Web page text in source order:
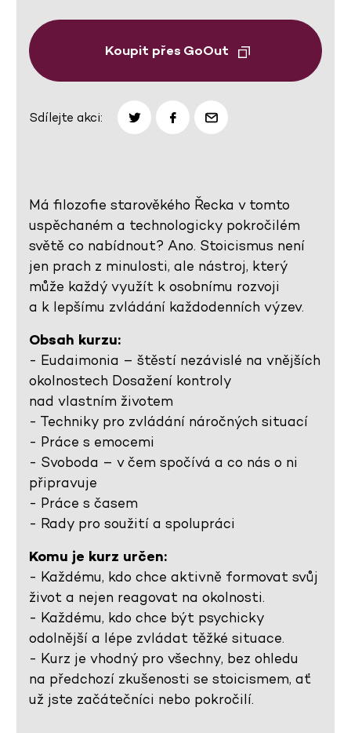
Koupit přes GoOut
Sdílejte akci:
Má filozofie starověkého Řecka v tomto
uspěchaném a technologicky pokročilém
světě co nabídnout? Ano. Stoicismus není
jen prach z minulosti, ale nástroj, který
může každý využít k osobnímu rozvoji
a k lepšímu zvládání každodenních výzev.
Obsah kurzu:
- Eudaimonia – štěstí nezávislé na vnějších
okolnostech Dosažení kontroly
nad vlastním životem
- Techniky pro zvládání náročných situací
- Práce s emocemi
- Svoboda – v čem spočívá a co nás o ni
připravuje
- Práce s časem
- Rady pro soužití a spolupráci
Komu je kurz určen:
- Každému, kdo chce aktivně formovat svůj
život a nejen reagovat na okolnosti.
- Každému, kdo chce být psychicky
odolnější a lépe zvládat těžké situace.
- Kurz je vhodný pro všechny, bez ohledu
na předchozí zkušenosti se stoicismem, ať
už jste začátečníci nebo pokročilí.